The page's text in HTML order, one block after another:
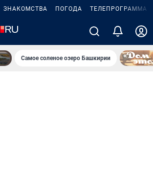
ЗНАКОМСТВА ПОГОДА ТЕЛЕПРОГРАММА
Самое соленое озеро Башкирии